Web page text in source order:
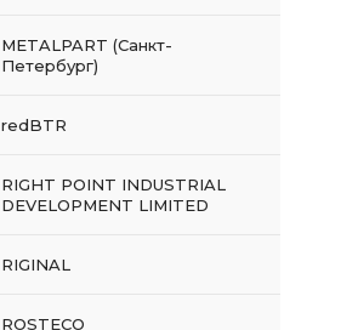
METALPART (Санкт-
Петербург)
redBTR
RIGHT POINT INDUSTRIAL
DEVELOPMENT LIMITED
RIGINAL
ROSTECO